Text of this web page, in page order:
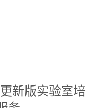
更新版实验室培